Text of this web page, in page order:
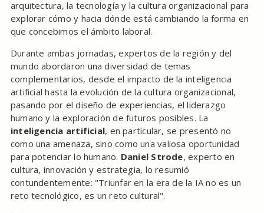
arquitectura, la tecnología y la cultura organizacional para
explorar cómo y hacia dónde está cambiando la forma en
que concebimos el ámbito laboral.
Durante ambas jornadas, expertos de la región y del
mundo abordaron una diversidad de temas
complementarios, desde el impacto de la inteligencia
artificial hasta la evolución de la cultura organizacional,
pasando por el diseño de experiencias, el liderazgo
humano y la exploración de futuros posibles. La
inteligencia artificial, en particular, se presentó no
como una amenaza, sino como una valiosa oportunidad
para potenciar lo humano. Daniel Strode, experto en
cultura, innovación y estrategia, lo resumió
contundentemente: "Triunfar en la era de la IA no es un
reto tecnológico, es un reto cultural".